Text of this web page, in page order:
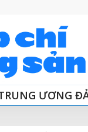
ƯƠNG